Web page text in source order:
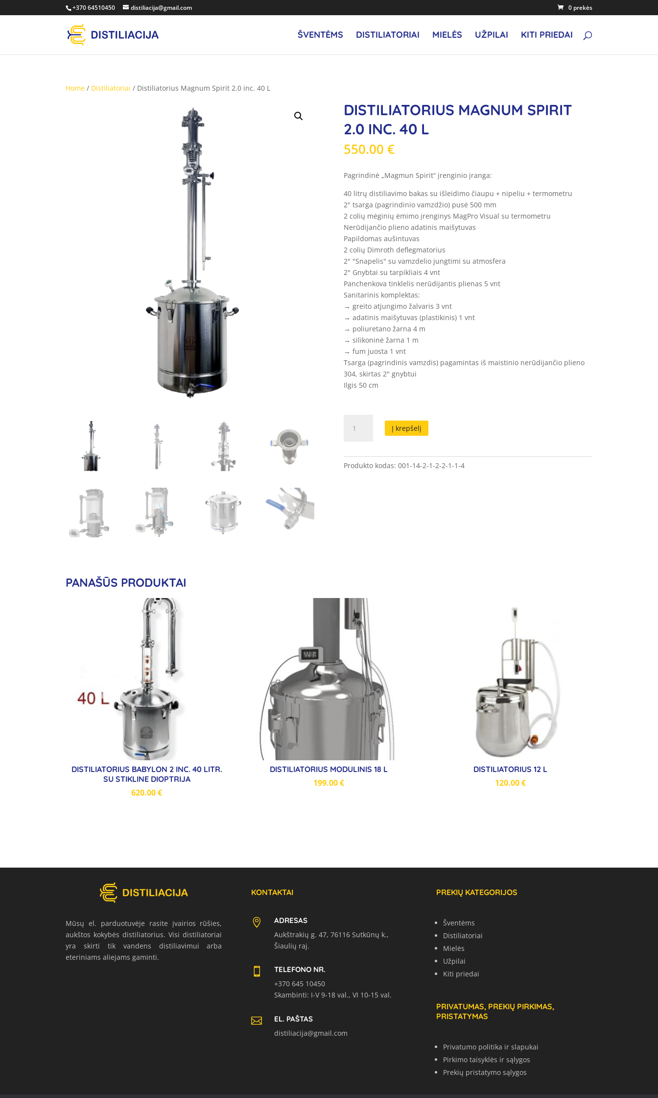
+370 64510450 distiliacija@gmail.com 0 prekės
ŠVENTĖMS DISTILIATORIAI MIELĖS UŽPILAI KITI PRIEDAI
Home / Distiliatoriai / Distiliatorius Magnum Spirit 2.0 inc. 40 L
DISTILIATORIUS MAGNUM SPIRIT
2.0 INC. 40 L
550.00 €
Pagrindinė „Magmun Spirit“ įrenginio įranga:
40 litrų distiliavimo bakas su išleidimo čiaupu + nipeliu + termometru
2" tsarga (pagrindinio vamzdžio) pusė 500 mm
2 colių mėginių ėmimo įrenginys MagPro Visual su termometru
Nerūdijančio plieno adatinis maišytuvas
Papildomas aušintuvas
2 colių Dimroth deflegmatorius
2" "Snapelis" su vamzdelio jungtimi su atmosfera
2" Gnybtai su tarpikliais 4 vnt
Panchenkova tinklelis nerūdijantis plienas 5 vnt
Sanitarinis komplektas:
→ greito atjungimo žalvaris 3 vnt
→ adatinis maišytuvas (plastikinis) 1 vnt
→ poliuretano žarna 4 m
→ silikoninė žarna 1 m
→ fum juosta 1 vnt
Tsarga (pagrindinis vamzdis) pagamintas iš maistinio nerūdijančio plieno
304, skirtas 2" gnybtui
Ilgis 50 cm
kiekis:
Spirit
Į krepšelį
Produkto kodas: 001-14-2-1-2-2-1-1-4
PANAŠŪS PRODUKTAI
DISTILIATORIUS BABYLON 2 INC. 40 LITR.
SU STIKLINE DIOPTRIJA
620.00€
DISTILIATORIUS MODULINIS 18 L
199.00€
DISTILIATORIUS 12 L
120.00€
Mūsų el. parduotuvėje rasite įvairios rūšies,
aukštos kokybės distiliatorius. Visi distiliatoriai
yra skirti tik vandens distiliavimui arba
eteriniams aliejams gaminti.
KONTAKTAI

ADRESAS
Aukštrakių g. 47, 76116 Sutkūnų k.,
Šiaulių raj.

TELEFONO NR.
+370 645 10450
Skambinti: I-V 9-18 val., VI 10-15 val.

EL. PAŠTAS
distiliacija@gmail.com
PREKIŲ KATEGORIJOS
Šventėms
Distiliatoriai
Mielės
Užpilai
Kiti priedai
PRIVATUMAS, PREKIŲ PIRKIMAS,
PRISTATYMAS
Privatumo politika ir slapukai
Pirkimo taisyklės ir sąlygos
Prekių pristatymo sąlygos